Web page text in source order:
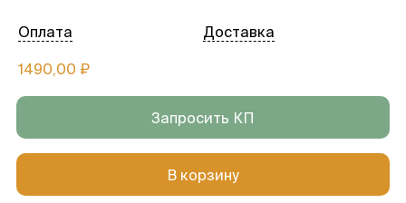
1490,00 ₽
Оплата Доставка
Запросить КП
В корзину